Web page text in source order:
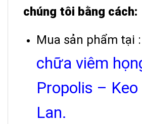
chúng tôi bằng cách:
Mua sản phẩm tại :
chữa viêm
Propolis – Keo
Lan.